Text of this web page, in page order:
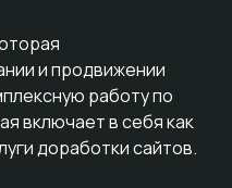
и продвижении
работу по
включает в себя как
доработки сайтов.